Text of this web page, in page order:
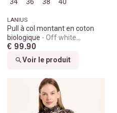
34 36 38 40
LANIUS
Pull à col montant en coton
biologique
Off white
melange
€ 99.90
Voir le produit